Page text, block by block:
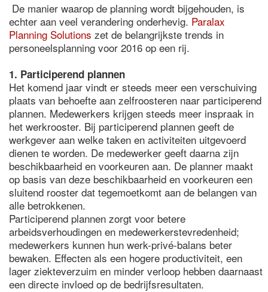
De manier waarop de planning wordt bijgehouden, is
echter aan veel verandering onderhevig. Paralax
Planning Solutions zet de belangrijkste trends in
personeelsplanning voor 2016 op een rij.
1. Participerend plannen
Het komend jaar vindt er steeds meer een verschuiving
plaats van behoefte aan zelfroosteren naar participerend
plannen. Medewerkers krijgen steeds meer inspraak in
het werkrooster. Bij participerend plannen geeft de
werkgever aan welke taken en activiteiten uitgevoerd
dienen te worden. De medewerker geeft daarna zijn
beschikbaarheid en voorkeuren aan. De planner maakt
op basis van deze beschikbaarheid en voorkeuren een
sluitend rooster dat tegemoetkomt aan de belangen van
alle betrokkenen.
Participerend plannen zorgt voor betere
arbeidsverhoudingen en medewerkerstevredenheid;
medewerkers kunnen hun werk-privé-balans beter
bewaken. Effecten als een hogere productiviteit, een
lager ziekteverzuim en minder verloop hebben daarnaast
een directe invloed op de bedrijfsresultaten.